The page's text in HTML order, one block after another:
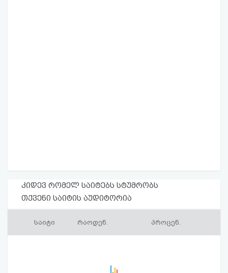
კიდევ რომელ საიტებს სტუმრობს
თქვენი საიტის აუდიტორია
საიტი რაოდენ. პროცენ.